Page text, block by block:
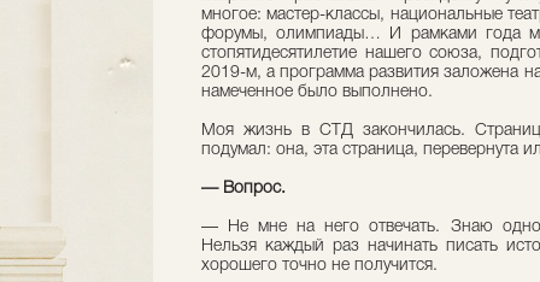
многое: мастер-классы, национальные
форумы, олимпиады… И рамками года
стопятидесятилетие нашего союза,
2019-м, а программа развития заложена
намеченное было выполнено.
Моя жизнь в СТД закончилась.
подумал: она, эта страница, перевернута
— Вопрос.
— Не мне на него отвечать. Знаю
Нельзя каждый раз начинать писать
хорошего точно не получится.